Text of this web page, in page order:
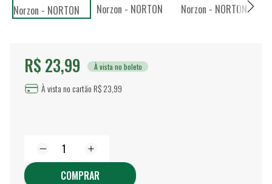
R$ 23,99 À vista no boleto
À vista no cartão R$ 23,99
COMPRAR